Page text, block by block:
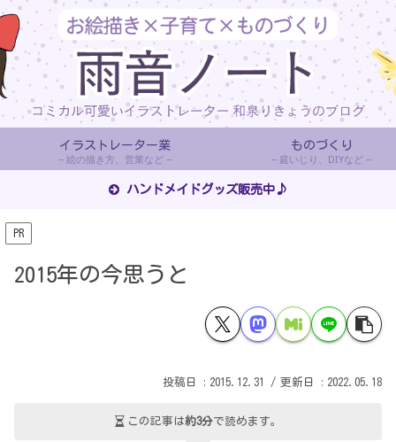
イラストレーター業
絵の描き方、営業など
ものづくり
庭いじり、DIYなど
ハンドメイドグッズ販売中♪
PR
2015年の今思うと
2015.12.31 2022.05.18
この記事は約3分で読めます。